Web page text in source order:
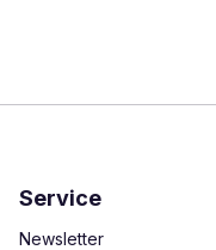
Service
Newsletter